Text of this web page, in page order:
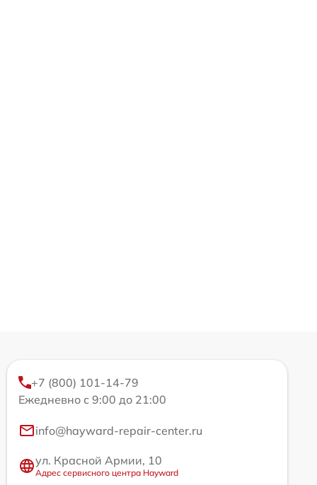
+7 (800) 101-14-79
Ежедневно с 9:00 до 21:00
info@hayward-repair-center.ru
ул. Красной Армии, 10
Адрес сервисного центра Hayward